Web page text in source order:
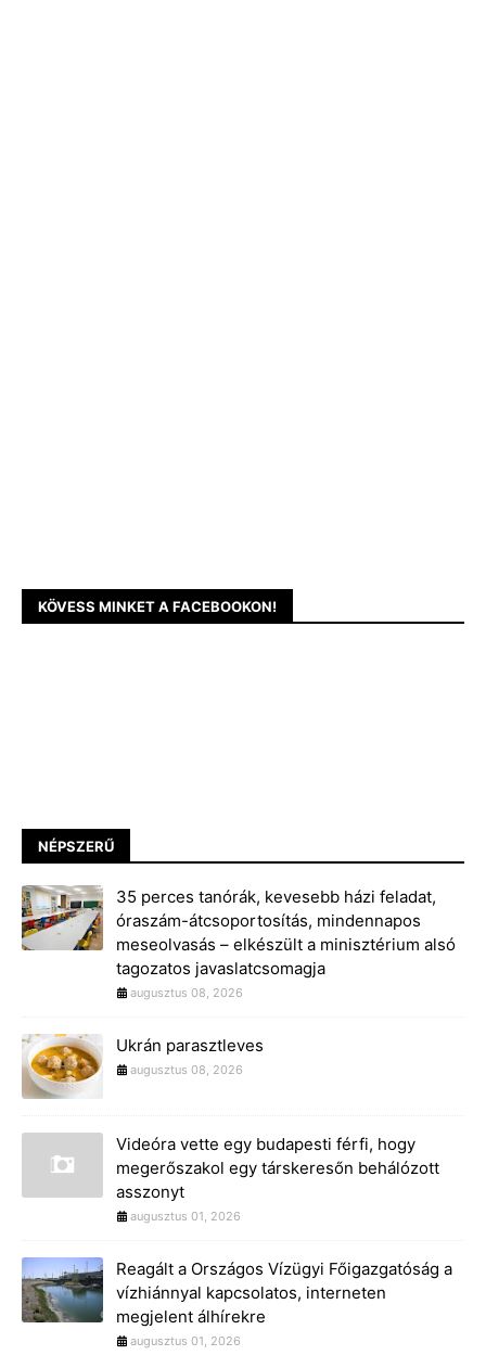
KÖVESS MINKET A FACEBOOKON!
NÉPSZERŰ
35 perces tanórák, kevesebb házi feladat,
óraszám-átcsoportosítás, mindennapos
meseolvasás – elkészült a minisztérium alsó
tagozatos javaslatcsomagja
augusztus 08, 2026
Ukrán parasztleves
augusztus 08, 2026
Videóra vette egy budapesti férfi, hogy
megerőszakol egy társkeresőn behálózott
asszonyt
augusztus 01, 2026
Reagált a Országos Vízügyi Főigazgatóság a
vízhiánnyal kapcsolatos, interneten
megjelent álhírekre
augusztus 01, 2026